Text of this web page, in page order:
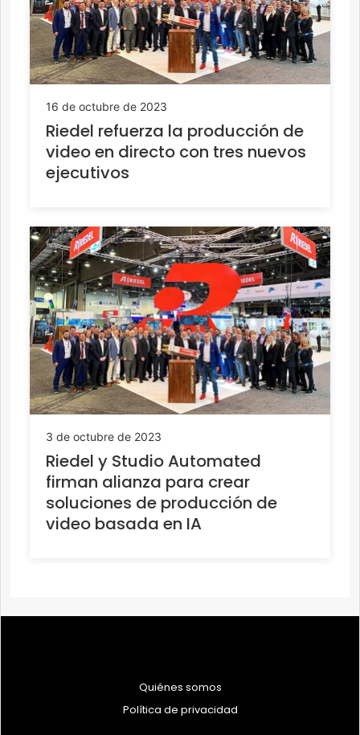
16 de octubre de 2023
Riedel refuerza la producción de
video en directo con tres nuevos
ejecutivos
3 de octubre de 2023
Riedel y Studio Automated
firman alianza para crear
soluciones de producción de
video basada en IA
Quiénes somos
Política de privacidad